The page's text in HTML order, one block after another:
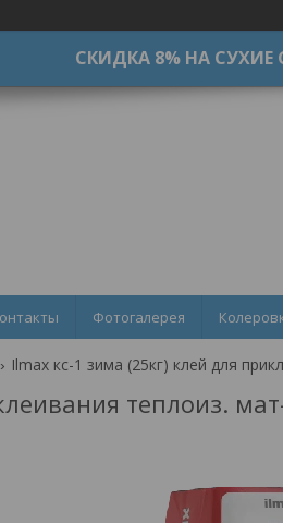
СКИДКА 8% НА СУХИЕ
Фотогалерея
теплоиз.